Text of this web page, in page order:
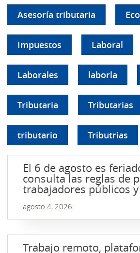
Asesoría tributaria
Impuestos Laboral
Laborales laborla
Tributaria Tributarias
tributario Tributrias
El 6 de agosto es
consulta las reglas de
trabajadores públicos
agosto 4, 2026
Trabajo remoto,